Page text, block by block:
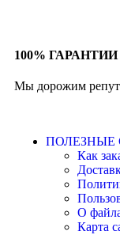
100% ГАРАНТИИ
Мы дорожим
ПОЛЕЗНЫЕ
Как
О
Карта